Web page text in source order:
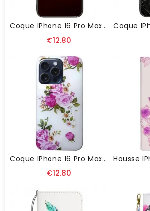
Coque IPhone 16 Pro Max Verre Trempé Couronne En Diamants
€12.80
Coque IPhone 16 Pro Max Fleurs Roses
€12.80